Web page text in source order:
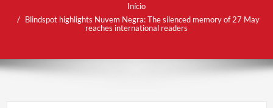
Início
Blindspot highlights Nuvem Negra: The silenced memory of 27 May
reaches international readers